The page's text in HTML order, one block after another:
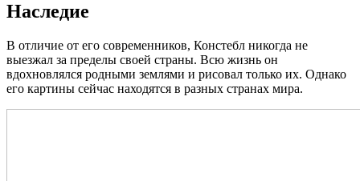
Наследие
В отличие от его современников, Констебл никогда не
выезжал за пределы своей страны. Всю жизнь он
вдохновлялся родными землями и рисовал только их. Однако
его картины сейчас находятся в разных странах мира.